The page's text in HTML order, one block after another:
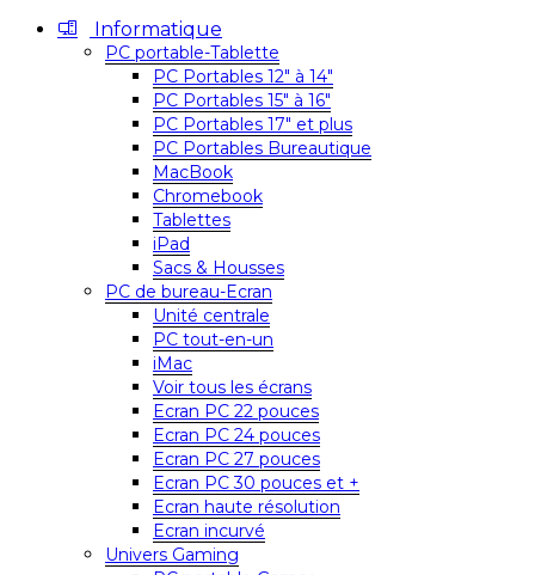
Informatique
PC portable-Tablette
PC Portables 12″ à 14″
PC Portables 15″ à 16″
PC Portables 17″ et plus
PC Portables Bureautique
MacBook
Chromebook
Tablettes
iPad
Sacs & Housses
PC de bureau-Ecran
Unité centrale
PC tout-en-un
iMac
Voir tous les écrans
Ecran PC 22 pouces
Ecran PC 24 pouces
Ecran PC 27 pouces
Ecran PC 30 pouces et +
Ecran haute résolution
Ecran incurvé
Univers Gaming